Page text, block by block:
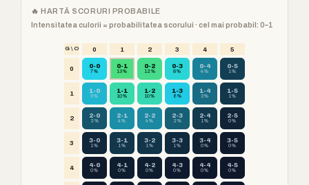
🔥 HARTĂ SCORURI PROBABILE
Intensitatea culorii = probabilitatea scorului · cel mai probabil: 0–1
G \ O 0 1 2 3 4 5
0 0-0
7%
0-1
13%
0-2
12%
0-3
8%
0-4
4%
0-5
1%
1 1-0
5%
1-1
10%
1-2
10%
1-3
6%
1-4
3%
1-5
1%
2 2-0
2%
2-1
4%
2-2
4%
2-3
2%
2-4
1%
2-5
0%
3 3-0
1%
3-1
1%
3-2
1%
3-3
1%
3-4
0%
3-5
0%
4 4-0
0%
4-1
0%
4-2
0%
4-3
0%
4-4
0%
4-5
0%